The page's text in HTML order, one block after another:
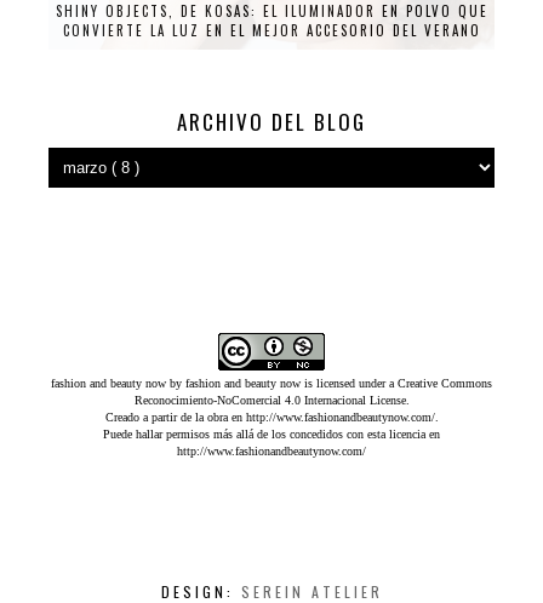
SHINY OBJECTS, DE KOSAS: EL ILUMINADOR EN POLVO QUE
CONVIERTE LA LUZ EN EL MEJOR ACCESORIO DEL VERANO
ARCHIVO DEL BLOG
fashion and beauty now by fashion and beauty now is licensed under aCreative Commons
Reconocimiento-NoComercial 4.0 Internacional License.
Creado a partir de la obra en http://www.fashionandbeautynow.com/.
Puede hallar permisos más allá de los concedidos con esta licencia en
http://www.fashionandbeautynow.com/
DESIGN: SEREIN ATELIER